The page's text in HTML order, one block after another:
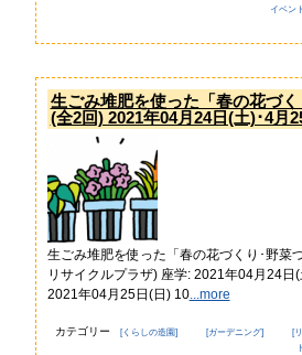
イベン
生ごみ堆肥を使った「春の花づく
(全2回) 2021年04月24日(土)･4月
生ごみ堆肥を使った「春の花づくり･野菜
リサイクルプラザ) 座学: 2021年04月24日
2021年04月25日(日) 10...more
カテゴリー [くらしの造園] [ガーデニング] [